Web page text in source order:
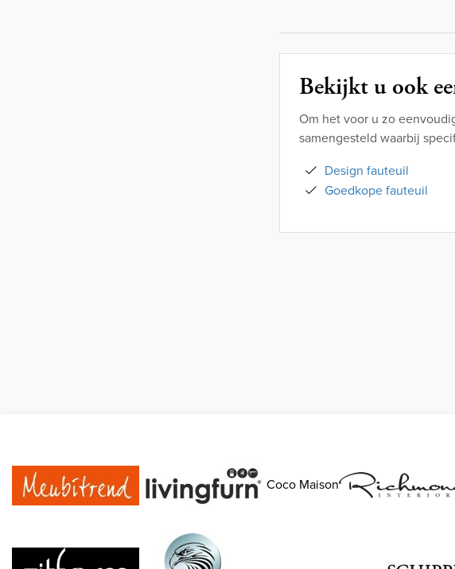
Bekijkt u ook
Om het voor u zo
samengesteld waarbij
Design fauteuil
Goedkope fauteuil
Coco Maison